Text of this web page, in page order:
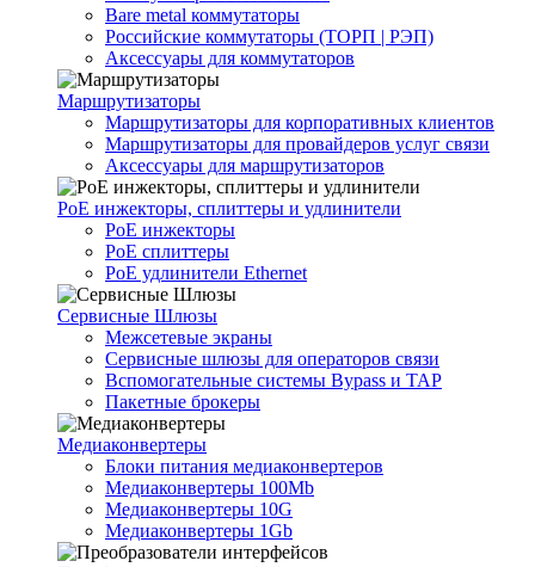
Bare metal коммутаторы
Российские коммутаторы (ТОРП | РЭП)
Аксессуары для коммутаторов
Маршрутизаторы
Маршрутизаторы для корпоративных клиентов
Маршрутизаторы для провайдеров услуг связи
Аксессуары для маршрутизаторов
PoE инжекторы, сплиттеры и удлинители
PoE инжекторы
PoE сплиттеры
PoE удлинители Ethernet
Сервисные Шлюзы
Межсетевые экраны
Сервисные шлюзы для операторов связи
Вспомогательные системы Bypass и TAP
Пакетные брокеры
Медиаконвертеры
Блоки питания медиаконвертеров
Медиаконвертеры 100Mb
Медиаконвертеры 10G
Медиаконвертеры 1Gb